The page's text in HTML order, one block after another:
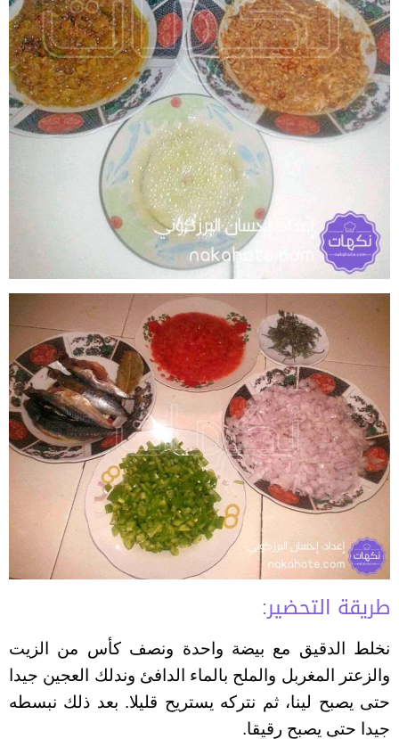
طريقة التحضير:
نخلط الدقيق مع بيضة واحدة ونصف كأس من الزيت
والزعتر المغربل والملح بالماء الدافئ وندلك العجين جيدا
حتى يصبح لينا، ثم نتركه يستريح قليلا. بعد ذلك نبسطه
جيدا حتى يصبح رقيقا.